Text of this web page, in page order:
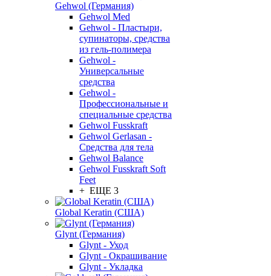
Gehwol (Германия)
Gehwol Med
Gehwol - Пластыри,
супинаторы, средства
из гель-полимера
Gehwol -
Универсальные
средства
Gehwol -
Профессиональные и
специальные средства
Gehwol Fusskraft
Gehwol Gerlasan -
Средства для тела
Gehwol Balance
Gehwol Fusskraft Soft
Feet
+ ЕЩЕ 3
Global Keratin (США)
Glynt (Германия)
Glynt - Уход
Glynt - Окрашивание
Glynt - Укладка